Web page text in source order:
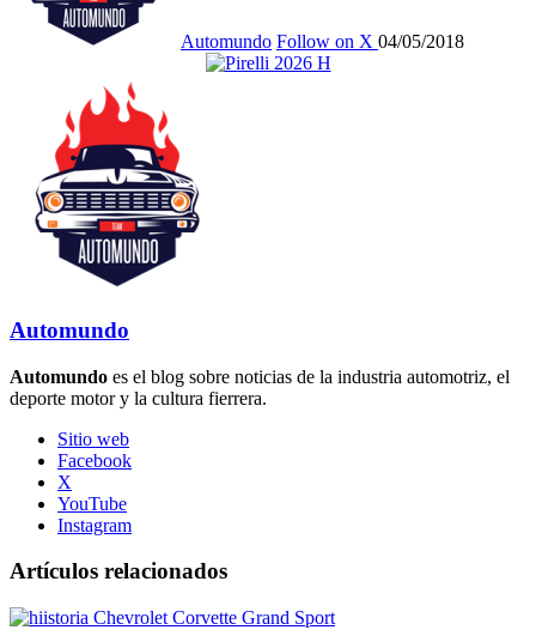
Automundo Follow on X 04/05/2018
Automundo
Automundo es el blog sobre noticias de la industria automotriz, el
deporte motor y la cultura fierrera.
Sitio web
Facebook
X
YouTube
Instagram
Artículos relacionados